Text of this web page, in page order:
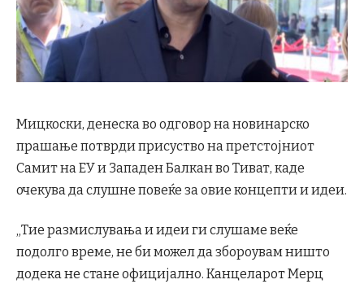
Мицкоски, денеска во одговор на новинарско
прашање потврди присуство на претстојниот
Самит на ЕУ и Западен Балкан во Тиват, каде
очекува да слушне повеќе за овие концепти и идеи.
„Тие размислувања и идеи ги слушаме веќе
подолго време, не би можел да збороувам ништо
додека не стане официјално. Канцеларот Мерц